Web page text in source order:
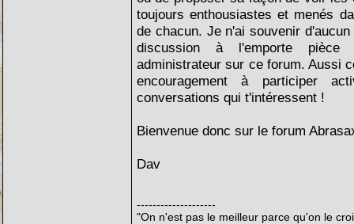
toujours enthousiastes et menés
de chacun. Je n'ai souvenir
discussion à l'emporte
administrateur sur ce forum. Aussi
encouragement à participer
conversations qui t'intéressent !
Bienvenue donc sur le forum
Dav
--------------------
"On n'est pas le meilleur parce qu'on le